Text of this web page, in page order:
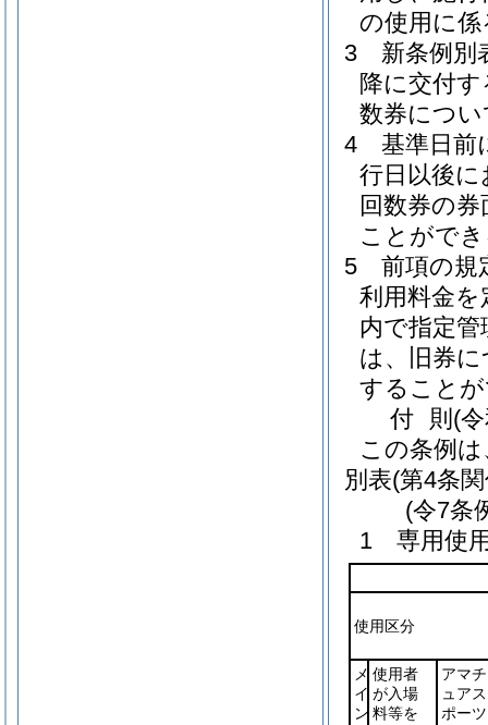
の使用に
3
新条例別
降に交付
数券につ
4
基準日前
行日以後
回数券の
ことがで
5
前項の規
利用料金
内で指定
は、旧券
すること
付 則 (
この条例
別表(第4条
(令7条
1 専用使
使用区分
メ
イ
ン
使用者
が入場
料等を
アマチ
ュアス
ポーツ